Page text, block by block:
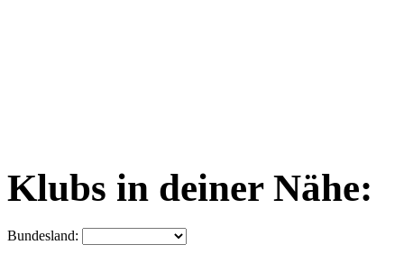
Klubs in deiner Nähe:
Bundesland: